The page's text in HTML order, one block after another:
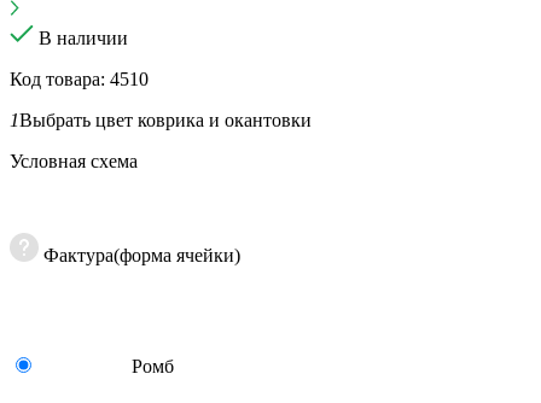
В наличии
Код товара: 4510
1Выбрать цвет коврика и окантовки
Условная схема
Фактура(форма ячейки)
Ромб